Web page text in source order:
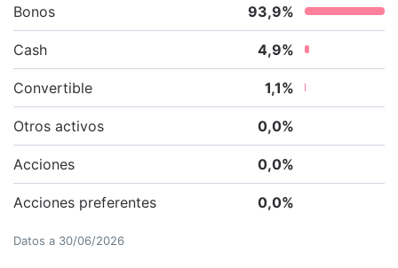
Bonos 93,9%
Cash 4,9%
Convertible 1,1%
Otros activos 0,0%
Acciones 0,0%
Acciones preferentes 0,0%
Datos a 30/06/2026